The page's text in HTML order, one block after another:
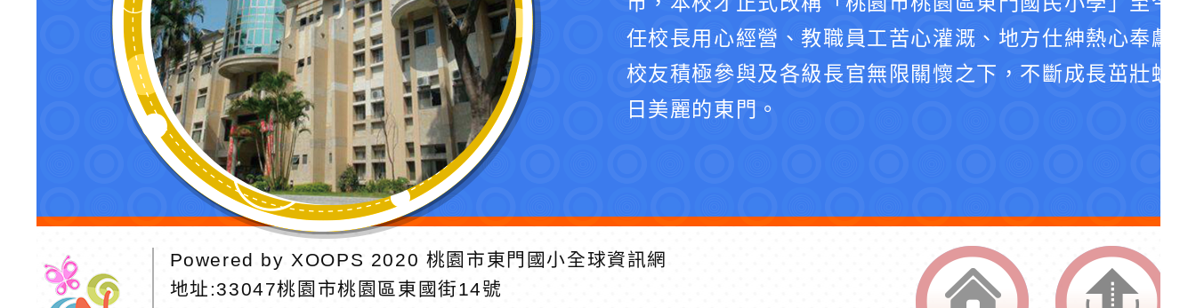
任校長用心經營、教職員工苦心灌溉、地方仕紳熱心奉獻
校友積極參與及各級長官無限關懷之下，不斷成長茁壯蛻
日美麗的東門。
Powered by XOOPS 2020 桃園市東門國小全球資訊網
地址:33047桃園市桃園區東國街14號